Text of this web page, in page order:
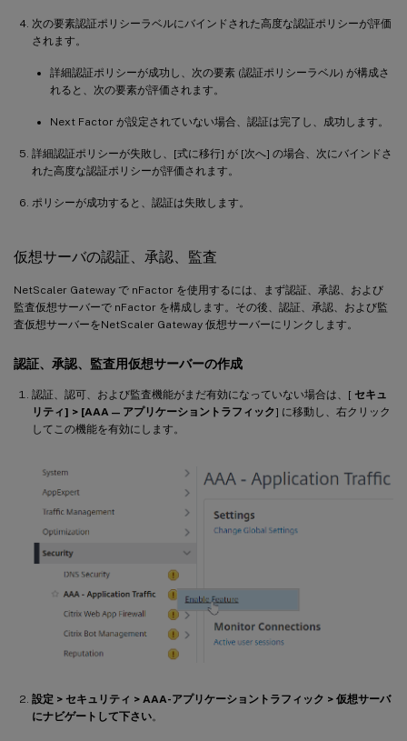
次の要素認証ポリシーラベルにバインドされた高度な認証ポリシーが評価
されます。
詳細認証ポリシーが成功し、次の要素 (認証ポリシーラベル) が構成さ
れると、次の要素が評価されます。
Next Factor が設定されていない場合、認証は完了し、成功します。
詳細認証ポリシーが失敗し、[式に移行] が [次へ] の場合、次にバインドさ
れた高度な認証ポリシーが評価されます。
ポリシーが成功すると、認証は失敗します。
仮想サーバの認証、承認、監査
NetScaler Gateway で nFactor を使用するには、まず認証、承認、および
監査仮想サーバーで nFactor を構成します。その後、認証、承認、および監
査仮想サーバーをNetScaler Gateway 仮想サーバーにリンクします。
認証、承認、監査用仮想サーバーの作成
認証、認可、および監査機能がまだ有効になっていない場合は、[ セキュ
リティ] > [AAA — アプリケーショントラフィック] に移動し、右クリック
してこの機能を有効にします。
設定 > セキュリティ > AAA-アプリケーショントラフィック > 仮想サーバ
にナビゲートして下さい。